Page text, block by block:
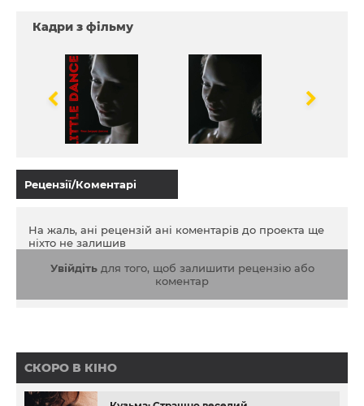
Це історія безжальної жадібності, яка не зупиниться
ніжного кохання, яке могло б врятувати її від
жахливої ​​долі.
Кадри з фільму
Рецензії/Коментарі
На жаль, ані рецензій ані коментарів до проекта ще
ніхто не залишив
Увійдітьдля того, щоб залишити рецензію або
коментар
СКОРО В КІНО